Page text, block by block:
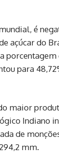
é
açúcar do
para
maior
Indiano
de
mm.